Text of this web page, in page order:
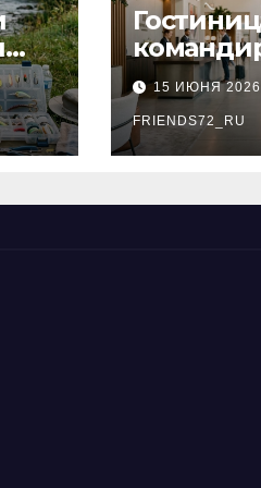
15 ИЮНЯ 2026
FRIENDS72_RU